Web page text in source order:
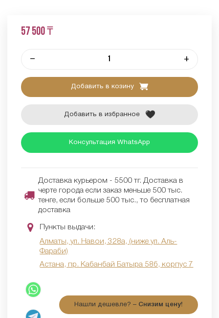
57 500 ₸
– +
Добавить в козину
Добавить в избранное
Консультация WhatsApp
Доставка курьером - 5500 тг. Доставка в
черте города если заказ меньше 500 тыс.
тенге, если больше 500 тыс., то бесплатная
доставка
Пункты выдачи:
Алматы, ул. Навои, 328а, (ниже ул. Аль-
Фараби)
Астана, пр. Кабанбай Батыра 58б, корпус 7
Нашли дешевле? – Снизим цену!